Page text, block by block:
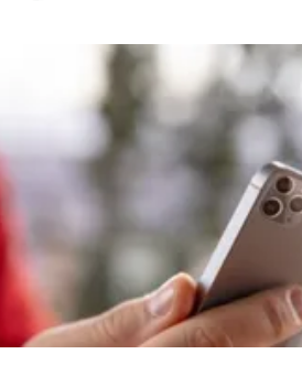
Społeczeństwo
Wojna na Ukrainie
Świat